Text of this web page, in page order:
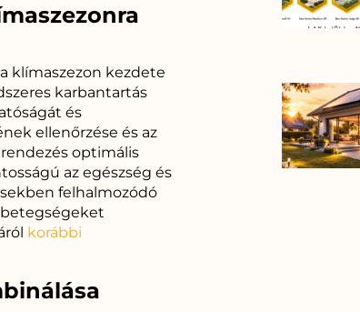
klímaszezon kezdete
karbantartás
és
ellenőrzése és az
optimális
az egészség és
felhalmozódó
korábbi